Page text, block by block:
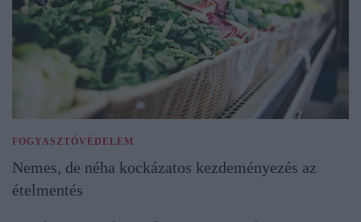
FOGYASZTÓVÉDELEM
Nemes, de néha kockázatos kezdeményezés az
ételmentés